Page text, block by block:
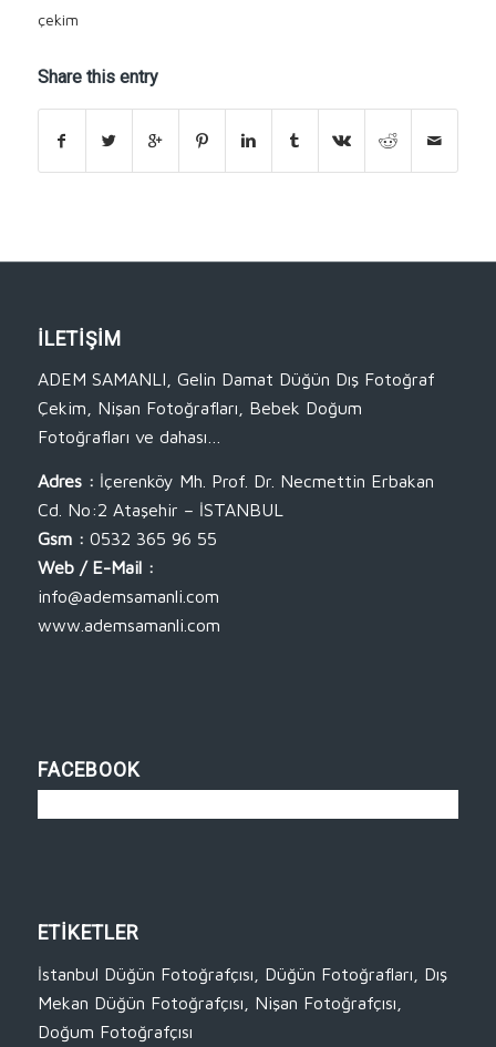
çekim
Share this entry
İLETİŞİM
ADEM SAMANLI, Gelin Damat Düğün Dış Fotoğraf
Çekim, Nişan Fotoğrafları, Bebek Doğum
Fotoğrafları ve dahası…
Adres : İçerenköy Mh. Prof. Dr. Necmettin Erbakan
Cd. No:2 Ataşehir – İSTANBUL
Gsm : 0532 365 96 55
Web / E-Mail :
info@ademsamanli.com
www.ademsamanli.com
FACEBOOK
ETİKETLER
İstanbul Düğün Fotoğrafçısı Düğün Fotoğrafları
Dış
Mekan Düğün Fotoğrafçısı
Nişan Fotoğrafçısı
Doğum Fotoğrafçısı